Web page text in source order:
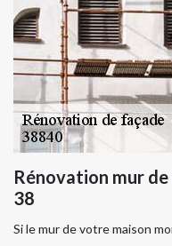
Rénovation mur
38
Si le mur de votre maison